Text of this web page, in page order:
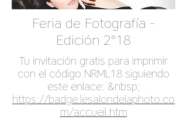
Feria de Fotografía -
Edición 2°18
Tu invitación gratis para imprimir
con el código NRML18 siguiendo
este enlace: &nbsp;
https://badge.lesalondelaphoto.co
m/accueil.htm